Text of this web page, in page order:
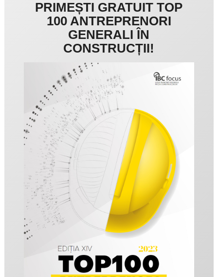
PRIMEȘTI GRATUIT TOP
100 ANTREPRENORI
GENERALI ÎN
CONSTRUCȚII!